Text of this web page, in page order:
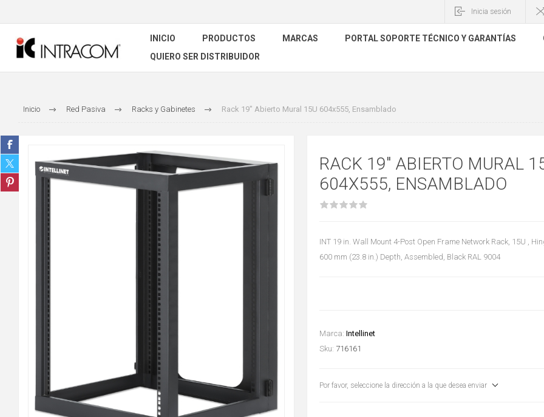
Inicia sesión
INICIO PRODUCTOS MARCAS PORTAL SOPORTE TÉCNICO Y GARANTÍAS
QUIERO SER DISTRIBUIDOR
Inicio Red Pasiva Racks y Gabinetes Rack 19" Abierto Mural 15U 604x555, Ensamblado
RACK 19" ABIERTO MURAL
604X555, ENSAMBLADO
INT 19 in. Wall Mount 4-Post Open Frame Network Rack, 15U ,
600 mm (23.8 in.) Depth, Assembled, Black RAL 9004
Marca: Intellinet
Sku: 716161
Por favor, seleccione la dirección a la que desea enviar